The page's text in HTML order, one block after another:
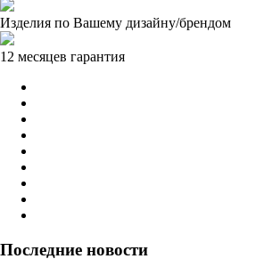
Изделия по Вашему дизайну/брендом
12 месяцев гарантия
Последние новости